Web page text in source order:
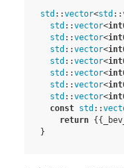
std ::vector<std ::
std ::vector<
std ::vector<
std ::vector<
std ::vector<
std ::vector<
std ::vector<
std ::vector<
const std ::
return {{
}